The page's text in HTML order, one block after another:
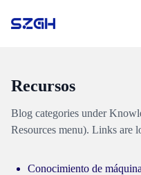
Recursos
Blog categories under
Resources menu). Links are
Conocimiento de